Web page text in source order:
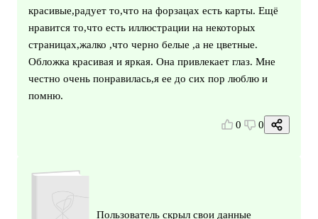
красивые,радует то,что на форзацах есть карты. Ещё
нравится то,что есть иллюстрации на некоторых
страницах,жалко ,что черно белые ,а не цветные.
Обложка красивая и яркая. Она привлекает глаз. Мне
честно очень понравилась,я ее до сих пор люблю и
помню.
0 0
Пользователь скрыл свои данные